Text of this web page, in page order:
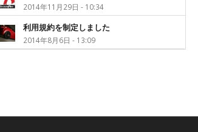
2014年11月29日 - 10:34
利用規約を制定しました
2014年8月6日 - 13:09